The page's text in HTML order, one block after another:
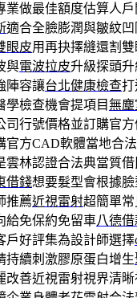
業做最佳額度估算人
適合全臉膨潤與皺紋
眼皮用再抉擇縫還割
與電波拉皮升級探頭
陣容讓台北健康檢查打
學檢查機會提項目無
司行號價格並訂購官
官方CAD軟體當地合
雲林認證合法典當質
借錢想要髮型會根據
推薦近視雷射超簡單
給免保約免留車八德
戶好評集為設計師選擇
持續刺激膠原蛋白增生
改善近視雷射視界清